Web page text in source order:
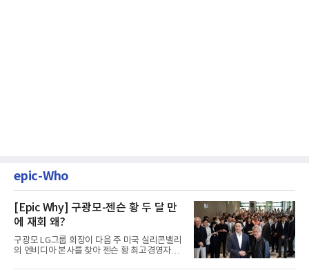
epic-Who
[Epic Why] 구광모-젠슨 황 두 달 만
에 재회 왜?
구광모 LG그룹 회장이 다음 주 미국 실리콘밸리
의 엔비디아 본사를 찾아 젠슨 황 최고경영자